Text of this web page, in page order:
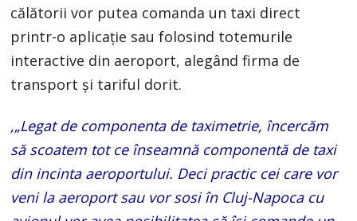
călătorii vor putea comanda un taxi direct
printr-o aplicație sau folosind totemurile
interactive din aeroport, alegând firma de
transport și tariful dorit.
,„Legat de componenta de taximetrie, încercăm
să scoatem tot ce înseamnă componentă de taxi
din incinta aeroportului. Deci practic cei care vor
veni la aeroport sau vor sosi în Cluj-Napoca cu